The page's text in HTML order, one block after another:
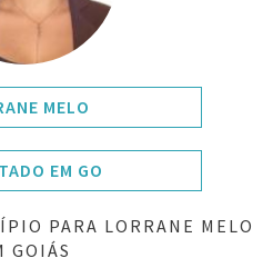
MELO
EM GO
PARA LORRANE MELO
GOIÁS